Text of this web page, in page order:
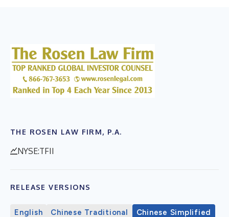
THE ROSEN LAW FIRM, P.A.
NYSE:TFII
RELEASE VERSIONS
English Chinese Traditional Chinese Simplified